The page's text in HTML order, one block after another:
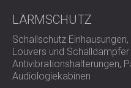
LÄRMSCHUTZ
Schallschutz
Louvers und Schalldämpfer
Antivibrationshalterungen,
Audiologiekabinen